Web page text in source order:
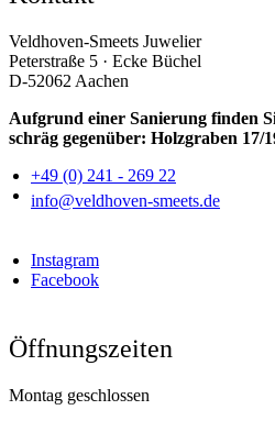
Veldhoven-Smeets Juwelier
Peterstraße 5 · Ecke Büchel
D-52062 Aachen
Aufgrund einer Sanierung finden
schräg gegenüber: Holzgraben 17/
+49 (0) 241 - 269 22
info@veldhoven-smeets.de
Instagram
Facebook
Öffnungszeiten
Montag geschlossen